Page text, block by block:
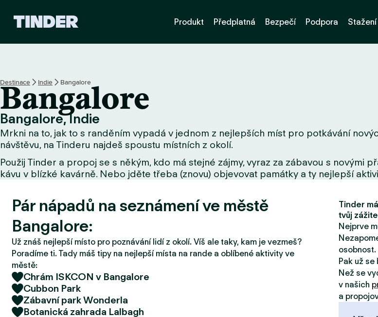
k
á
s
t
r
á
n
a
T
d
e
r
u
Produkt Předplatná Bezpečí Podpora Stažení
Destinace Indie Bangalore
Bangalore
Bangalore, Indie
Mrkni na to, jak to s randěním vypadá v jednom z nejlepších míst pro potkávání
návštěvu, na Tinderu najdeš spoustu místních z okolí.
Použij Tinder a propoj se s někým, kdo má stejné zájmy, vyraz za zábavou s novými
kávu v blízké kavárně. Nebo jděte třeba (znovu) objevovat památky a ty nejlepší
Pár nápadů na seznámení ve městě
Bangalore:
Už znáš nejlepší místo pro poznávání lidí z okolí. Víš ale taky, kam je vezmeš?
Poradíme ti. Tady máš tipy na nejlepší místa na rande a oblíbené aktivity ve
městě:
Chrám ISKCON v Bangalore
Cubbon Park
Zábavní park Wonderla
Botanická zahrada Lalbagh
Tinder
tvůj
Nejprve
osobnost.
Pak už
Než se
v našich
a